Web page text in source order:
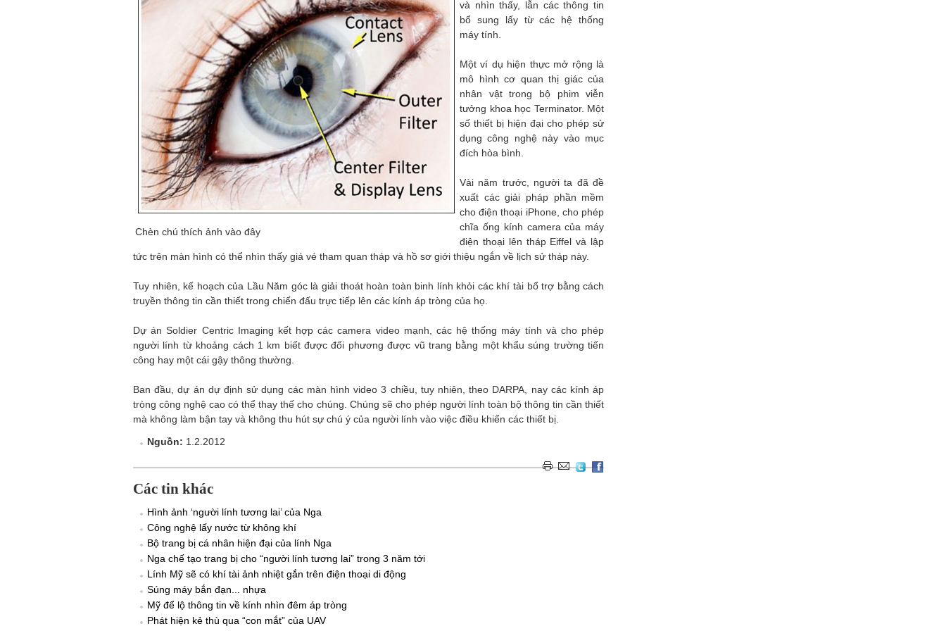
Chèn chú thích ảnh vào đây
và nhìn thấy, lẫn các thông tin
bổ sung lấy từ các hệ thống
máy tính.
Một ví dụ hiện thực mở rộng là
mô hình cơ quan thị giác của
nhân vật trong bộ phim viễn
tưởng khoa học Terminator. Một
số thiết bị hiện đại cho phép sử
dụng công nghệ này vào mục
đích hòa bình.
Vài năm trước, người ta đã đề
xuất các giải pháp phần mềm
cho điện thoại iPhone, cho phép
chĩa ống kính camera của máy
điện thoại lên tháp Eiffel và lập
tức trên màn hình có thể nhìn thấy giá vé tham quan tháp và hồ sơ giới thiệu ngắn về lịch sử tháp này.
Tuy nhiên, kế hoạch của Lầu Năm góc là giải thoát hoàn toàn binh lính khỏi các khí tài bổ trợ bằng cách
truyền thông tin cần thiết trong chiến đấu trực tiếp lên các kính áp tròng của họ.
Dự án Soldier Centric Imaging kết hợp các camera video mạnh, các hệ thống máy tính và cho phép
người lính từ khoảng cách 1 km biết được đối phương được vũ trang bằng một khẩu súng trường tiến
công hay một cái gậy thông thường.
Ban đầu, dự án dự định sử dụng các màn hình video 3 chiều, tuy nhiên, theo DARPA, nay các kính áp
tròng công nghệ cao có thể thay thế cho chúng. Chúng sẽ cho phép người lính toàn bộ thông tin cần thiết
mà không làm bận tay và không thu hút sự chú ý của người lính vào việc điều khiển các thiết bị.
Nguồn: 1.2.2012
Các tin khác
Hình ảnh ‘người lính tương lai’ của Nga
Công nghệ lấy nước từ không khí
Bộ trang bị cá nhân hiện đại của lính Nga
Nga chế tạo trang bị cho “người lính tương lai” trong 3 năm tới
Lính Mỹ sẽ có khí tài ảnh nhiệt gắn trên điện thoại di động
Súng máy bắn đạn... nhựa
Mỹ để lộ thông tin về kính nhìn đêm áp tròng
Phát hiện kẻ thù qua “con mắt” của UAV